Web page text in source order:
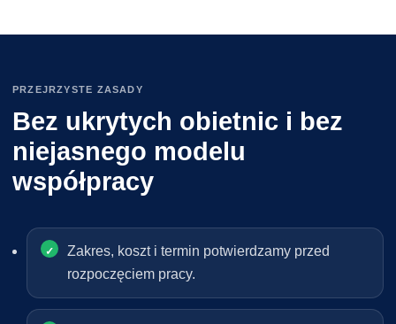
PRZEJRZYSTE ZASADY
Bez ukrytych obietnic i bez
niejasnego modelu
współpracy
Zakres, koszt i termin potwierdzamy przed
rozpoczęciem pracy.